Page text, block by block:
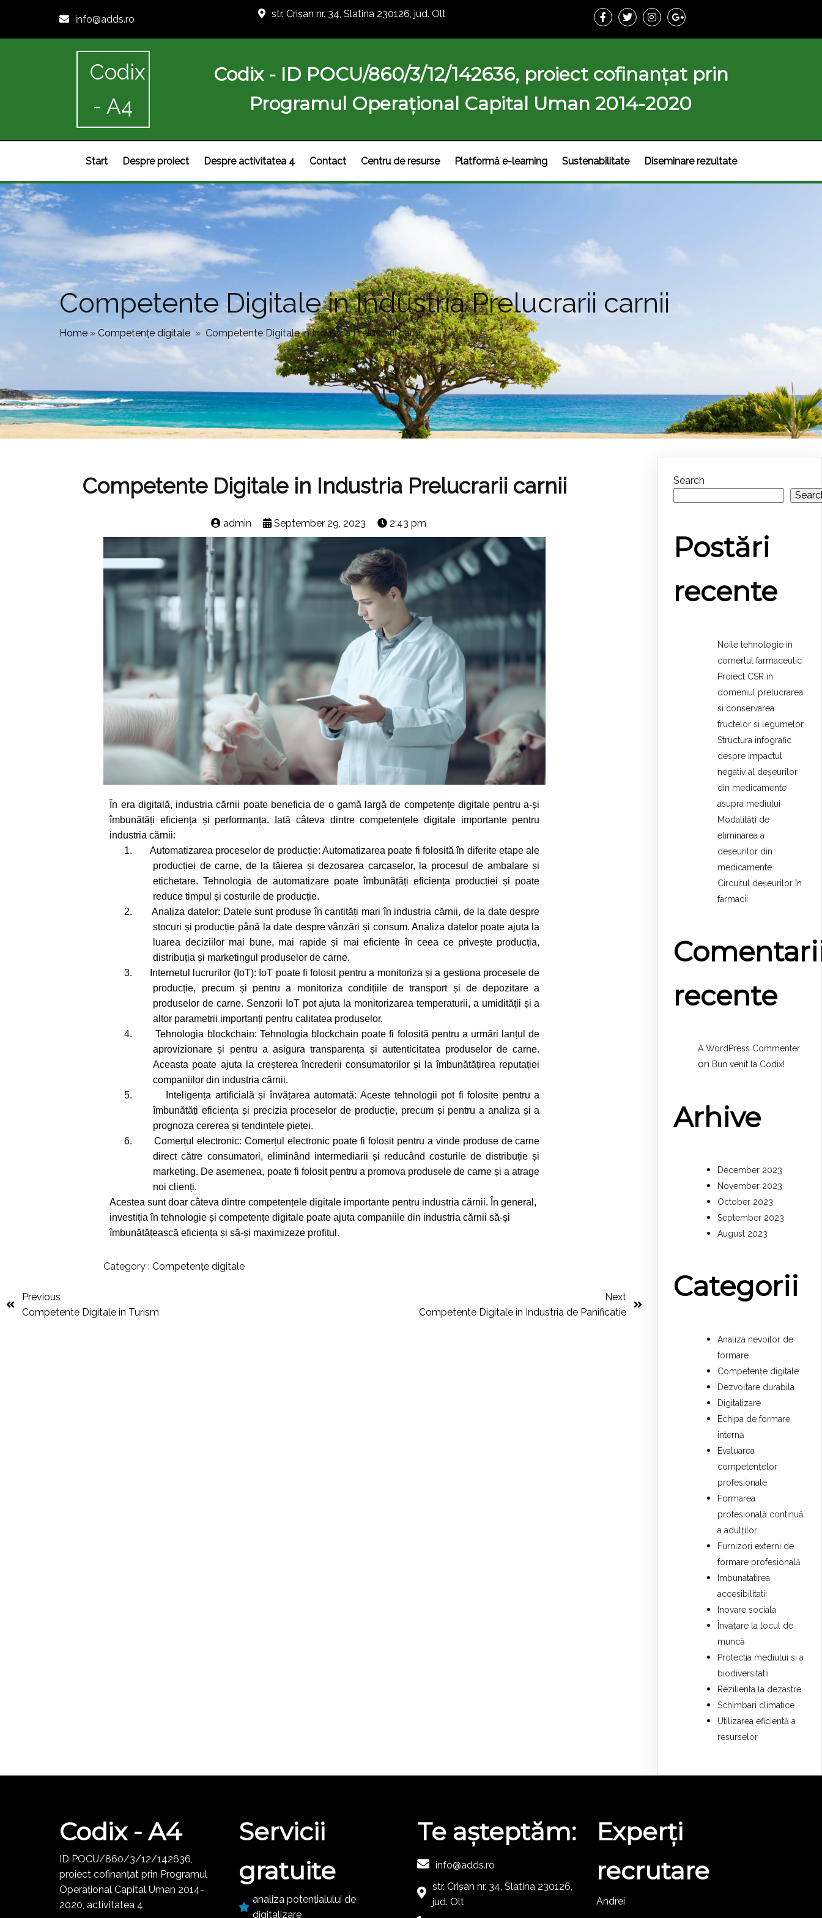
info@adds.ro str. Crișan nr. 34, Slatina 230126, jud. Olt
Codix
- A4
Codix - ID POCU/860/3/12/142636, proiect cofinanțat prin
Programul Operațional Capital Uman 2014-2020
Start Despre proiect Despre activitatea 4 Contact Centru de resurse Platformă e-learning Sustenabilitate Diseminare rezultate
Competente Digitale in Industria Prelucrarii carnii
Home » Competențe digitale » Competente Digitale in Industria Prelucrarii carnii
Competente Digitale in Industria Prelucrarii carnii
admin September 29, 2023 2:43 pm
În era digitală, industria cărnii poate beneficia de o gamă largă de competențe digitale pentru a-și
îmbunătăți eficiența și performanța. Iată câteva dintre competențele digitale importante pentru
industria cărnii:
1.
Automatizarea proceselor de producție: Automatizarea poate fi folosită în diferite etape ale
producției de carne, de la tăierea și dezosarea carcaselor, la procesul de ambalare și
etichetare. Tehnologia de automatizare poate îmbunătăți eficiența producției și poate
reduce timpul și costurile de producție.
2.
Analiza datelor: Datele sunt produse în cantități mari în industria cărnii, de la date despre
stocuri și producție până la date despre vânzări și consum. Analiza datelor poate ajuta la
luarea deciziilor mai bune, mai rapide și mai eficiente în ceea ce privește producția,
distribuția și marketingul produselor de carne.
3.
Internetul lucrurilor (IoT): IoT poate fi folosit pentru a monitoriza și a gestiona procesele de
producție, precum și pentru a monitoriza condițiile de transport și de depozitare a
produselor de carne. Senzorii IoT pot ajuta la monitorizarea temperaturii, a umidității și a
altor parametrii importanți pentru calitatea produselor.
4.
Tehnologia blockchain: Tehnologia blockchain poate fi folosită pentru a urmări lanțul de
aprovizionare și pentru a asigura transparența și autenticitatea produselor de carne.
Aceasta poate ajuta la creșterea încrederii consumatorilor și la îmbunătățirea reputației
companiilor din industria cărnii.
5.
Inteligența artificială și învățarea automată: Aceste tehnologii pot fi folosite pentru a
îmbunătăți eficiența și precizia proceselor de producție, precum și pentru a analiza și a
prognoza cererea și tendințele pieței.
6.
Comerțul electronic: Comerțul electronic poate fi folosit pentru a vinde produse de carne
direct către consumatori, eliminând intermediarii și reducând costurile de distribuție și
marketing. De asemenea, poate fi folosit pentru a promova produsele de carne și a atrage
noi clienți.
Acestea sunt doar câteva dintre competențele digitale importante pentru industria cărnii. În general,
investiția în tehnologie și competențe digitale poate ajuta companiile din industria cărnii să-și
îmbunătățească eficiența și să-și maximizeze profitul.
Category : Competențe digitale
Previous
Competente Digitale in Turism
Next
Competente Digitale in Industria de Panificatie
Search
Postări
recente
Noile tehnologie in
comertul farmaceutic
Proiect CSR in
domeniul prelucrarea
si conservarea
fructelor si legumelor
Structura infografic
despre impactul
negativ al deșeurilor
din medicamente
asupra mediului
Modalități de
eliminarea a
deșeurilor din
medicamente
Circuitul deșeurilor în
farmacii
recente
A WordPress Commenter
on Bun venit la Codix!
Arhive
December 2023
November 2023
October 2023
September 2023
August 2023
Categorii
Analiza nevoilor de
formare
Competențe digitale
Dezvoltare durabila
Digitalizare
Echipa de formare
internă
Evaluarea
competențelor
profesionale
Formarea
profesională continuă
a adulților
Furnizori externi de
formare profesională
Imbunatatirea
accesibilitatii
Inovare sociala
Învățare la locul de
muncă
Protectia mediului si a
biodiversitatii
Rezilienta la dezastre
Schimbari climatice
Utilizarea eficientă a
resurselor
Codix - A4
ID POCU/860/3/12/142636,
proiect cofinanțat prin Programul
Operațional Capital Uman 2014-
2020, activitatea 4
Servicii
gratuite
analiza potențialului de
digitalizare
Te așteptăm:
info@adds.ro
str. Crișan nr. 34, Slatina 230126,
jud. Olt
Experți
recrutare
Andrei